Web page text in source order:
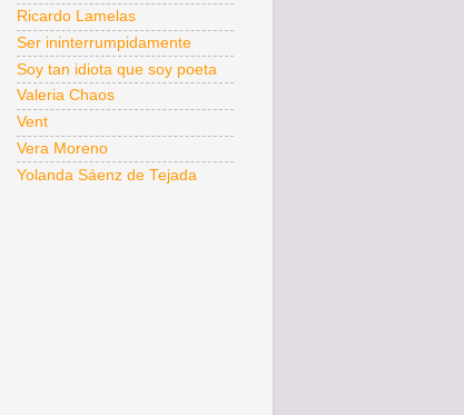
Ricardo Lamelas
Ser ininterrumpidamente
Soy tan idiota que soy poeta
Valeria Chaos
Vent
Vera Moreno
Yolanda Sáenz de Tejada